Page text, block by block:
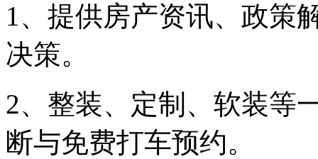
1、提供房产资讯、政策
决策。
2、整装、定制、软装等
断与免费打车预约。